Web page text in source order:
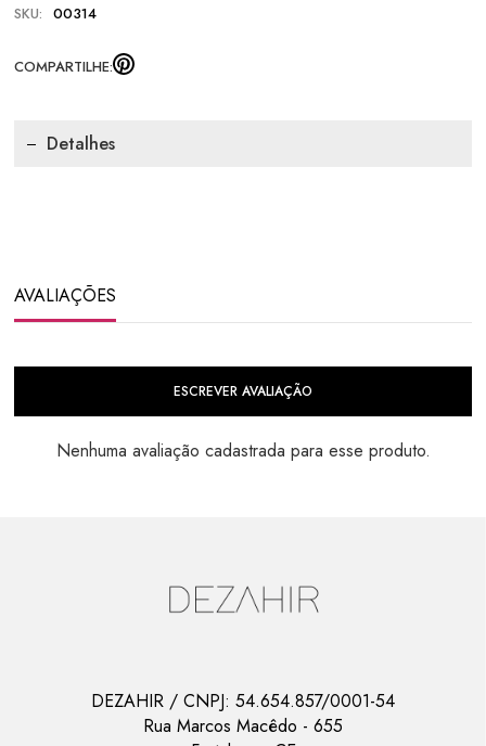
SKU: 00314
COMPARTILHE:
Detalhes
AVALIAÇÕES
ESCREVER AVALIAÇÃO
Nenhuma avaliação cadastrada para esse produto.
DEZAHIR / CNPJ: 54.654.857/0001-54
Rua Marcos Macêdo - 655